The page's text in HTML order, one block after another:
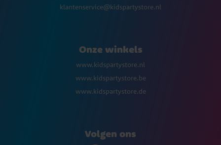
klantenservice@kidspartystore.nl
Onze winkels
www.kidspartystore.nl
www.kidspartystore.be
www.kidspartystore.de
Volgen ons